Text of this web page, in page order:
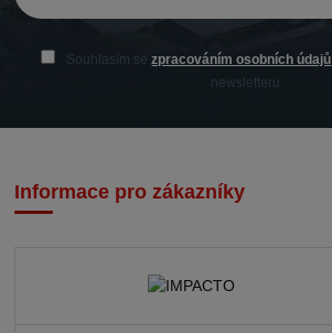
Souhlasím sezpracováním osobních údajů
newsletteru.
Informace pro zákazníky